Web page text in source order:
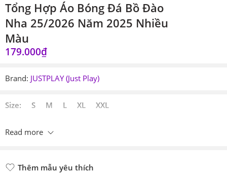
Tổng Hợp Áo Bóng Đá Bồ Đào
Nha 25/2026 Năm 2025 Nhiều
Màu
179.000₫
Brand: JUSTPLAY (Just Play)
Size: S M L XL XXL
Read more
Thêm mẫu yêu thích